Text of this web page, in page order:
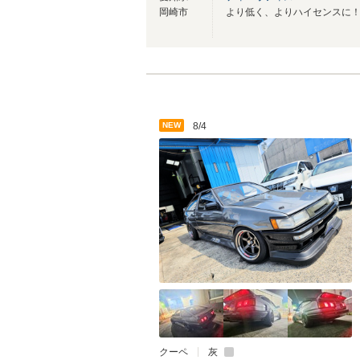
岡崎市
NEW 8/4
クーペ 灰